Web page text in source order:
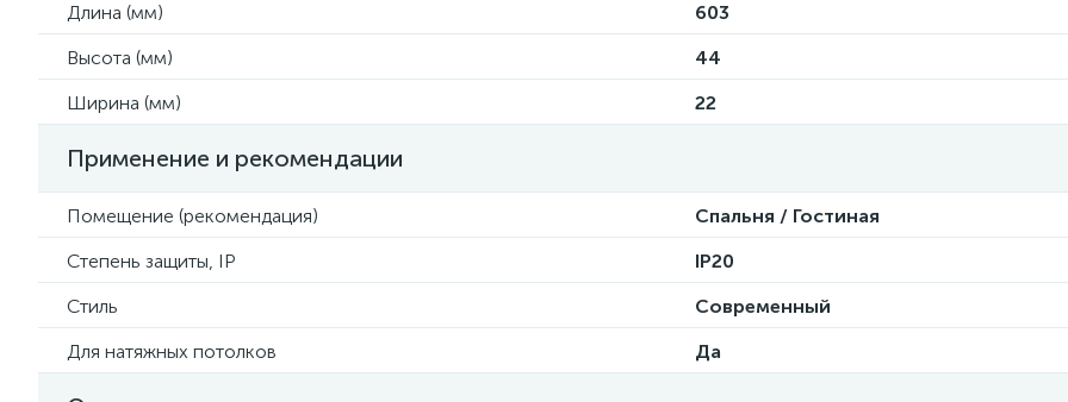
Длина (мм)
603
Высота (мм)
44
Ширина (мм)
22
Применение и рекомендации
Помещение (рекомендация)
Спальня / Гостиная
Степень защиты, IP
IP20
Стиль
Современный
Для натяжных потолков
Да